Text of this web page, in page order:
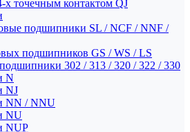
точечным контактом QJ
подшипники SL / NCF / NNF /
подшипников GS / WS / LS
302 / 313 / 320 / 322 / 330
N
NJ
NN / NNU
NU
NUP